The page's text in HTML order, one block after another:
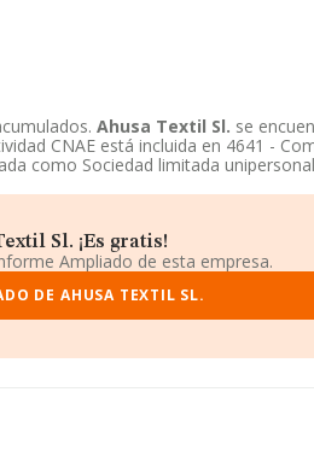
Ahusa Textil Sl. se
CNAE está incluida en 4641 -
como Sociedad limitada
Sl. ¡Es gratis!
Ampliado de esta empresa.
DE AHUSA TEXTIL SL.